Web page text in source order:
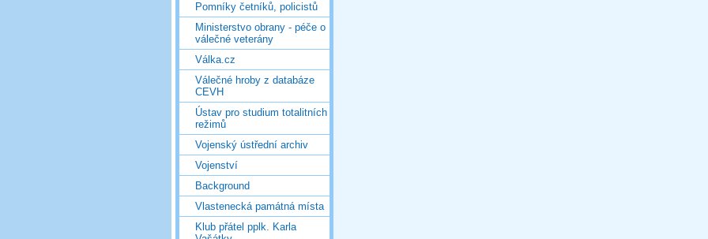
Pomníky četníků, policistů
Ministerstvo obrany - péče o
válečné veterány
Válka.cz
Válečné hroby z databáze
CEVH
Ústav pro studium totalitních
režimů
Vojenský ústřední archiv
Vojenství
Background
Vlastenecká památná místa
Klub přátel pplk. Karla